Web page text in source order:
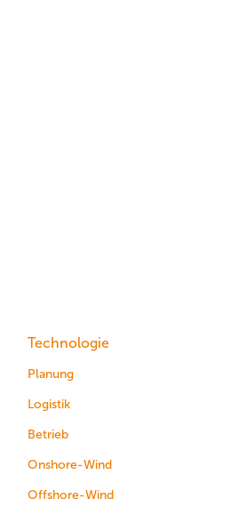
Technologie
Planung
Logistik
Betrieb
Onshore-Wind
Offshore-Wind